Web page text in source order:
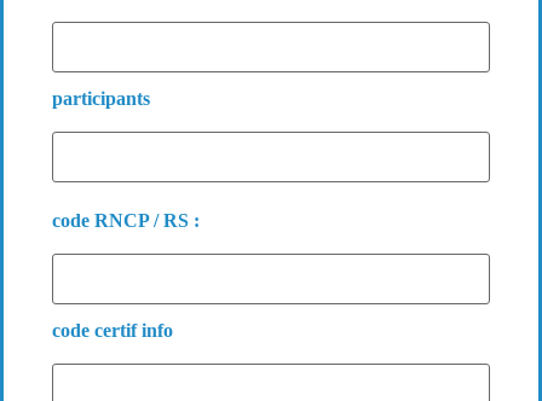
participants
code RNCP / RS :
code certif info